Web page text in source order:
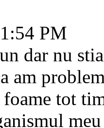
PM
dar nu
am
tot